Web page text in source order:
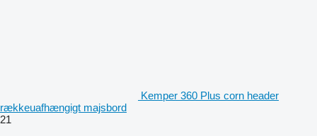
Kemper 360 Plus corn header
rækkeuafhængigt majsbord
21